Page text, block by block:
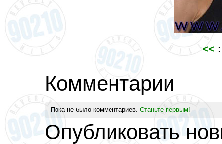
<<
Комментарии
Пока не было комментариев. Станьте первым!
Опубликовать